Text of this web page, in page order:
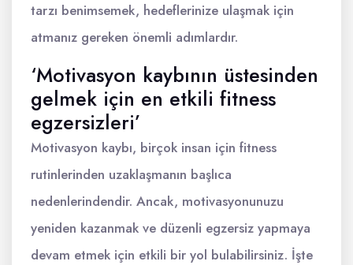
tarzı benimsemek, hedeflerinize ulaşmak için
atmanız gereken önemli adımlardır.
‘Motivasyon kaybının üstesinden
gelmek için en etkili fitness
egzersizleri’
Motivasyon kaybı, birçok insan için fitness
rutinlerinden uzaklaşmanın başlıca
nedenlerindendir. Ancak, motivasyonunuzu
yeniden kazanmak ve düzenli egzersiz yapmaya
devam etmek için etkili bir yol bulabilirsiniz. İşte